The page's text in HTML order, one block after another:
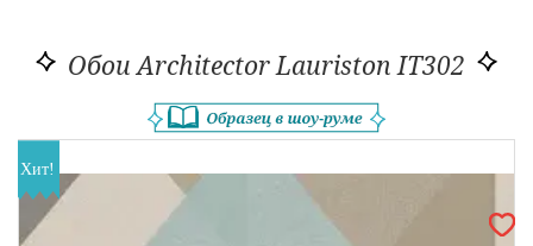
Обои Architector Lauriston IT302